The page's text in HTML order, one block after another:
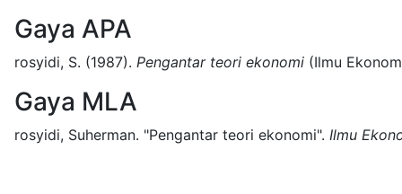
Gaya APA
rosyidi, S. (1987). Pengantar teori ekonomi (Ilmu
Gaya MLA
rosyidi, Suherman. "Pengantar teori ekonomi". Ilmu